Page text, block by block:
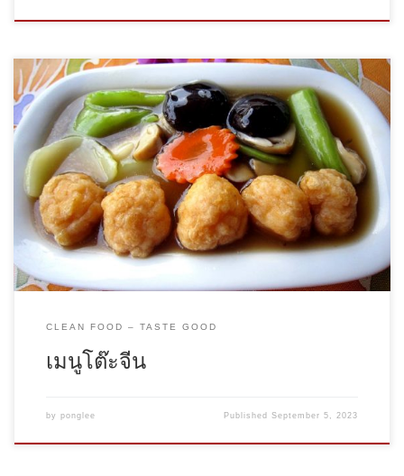
เมนูที่ 1 ราคาโต๊ะละ 3,750 บาท […]
CLEAN FOOD – TASTE GOOD
เมนูโต๊ะจีน
by ponglee PublishedSeptember 5, 2023